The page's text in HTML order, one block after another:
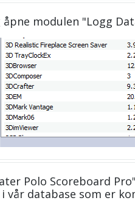
modulen "Logg
Polo Scoreboard
vår database som er